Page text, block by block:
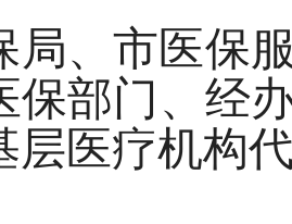
局、市医保
保部门、经
层医疗机构